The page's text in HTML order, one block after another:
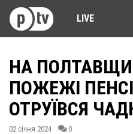
LIVE
НА
ПОЖЕЖІ
ОТРУЇВСЯ
02 січня 2024 0